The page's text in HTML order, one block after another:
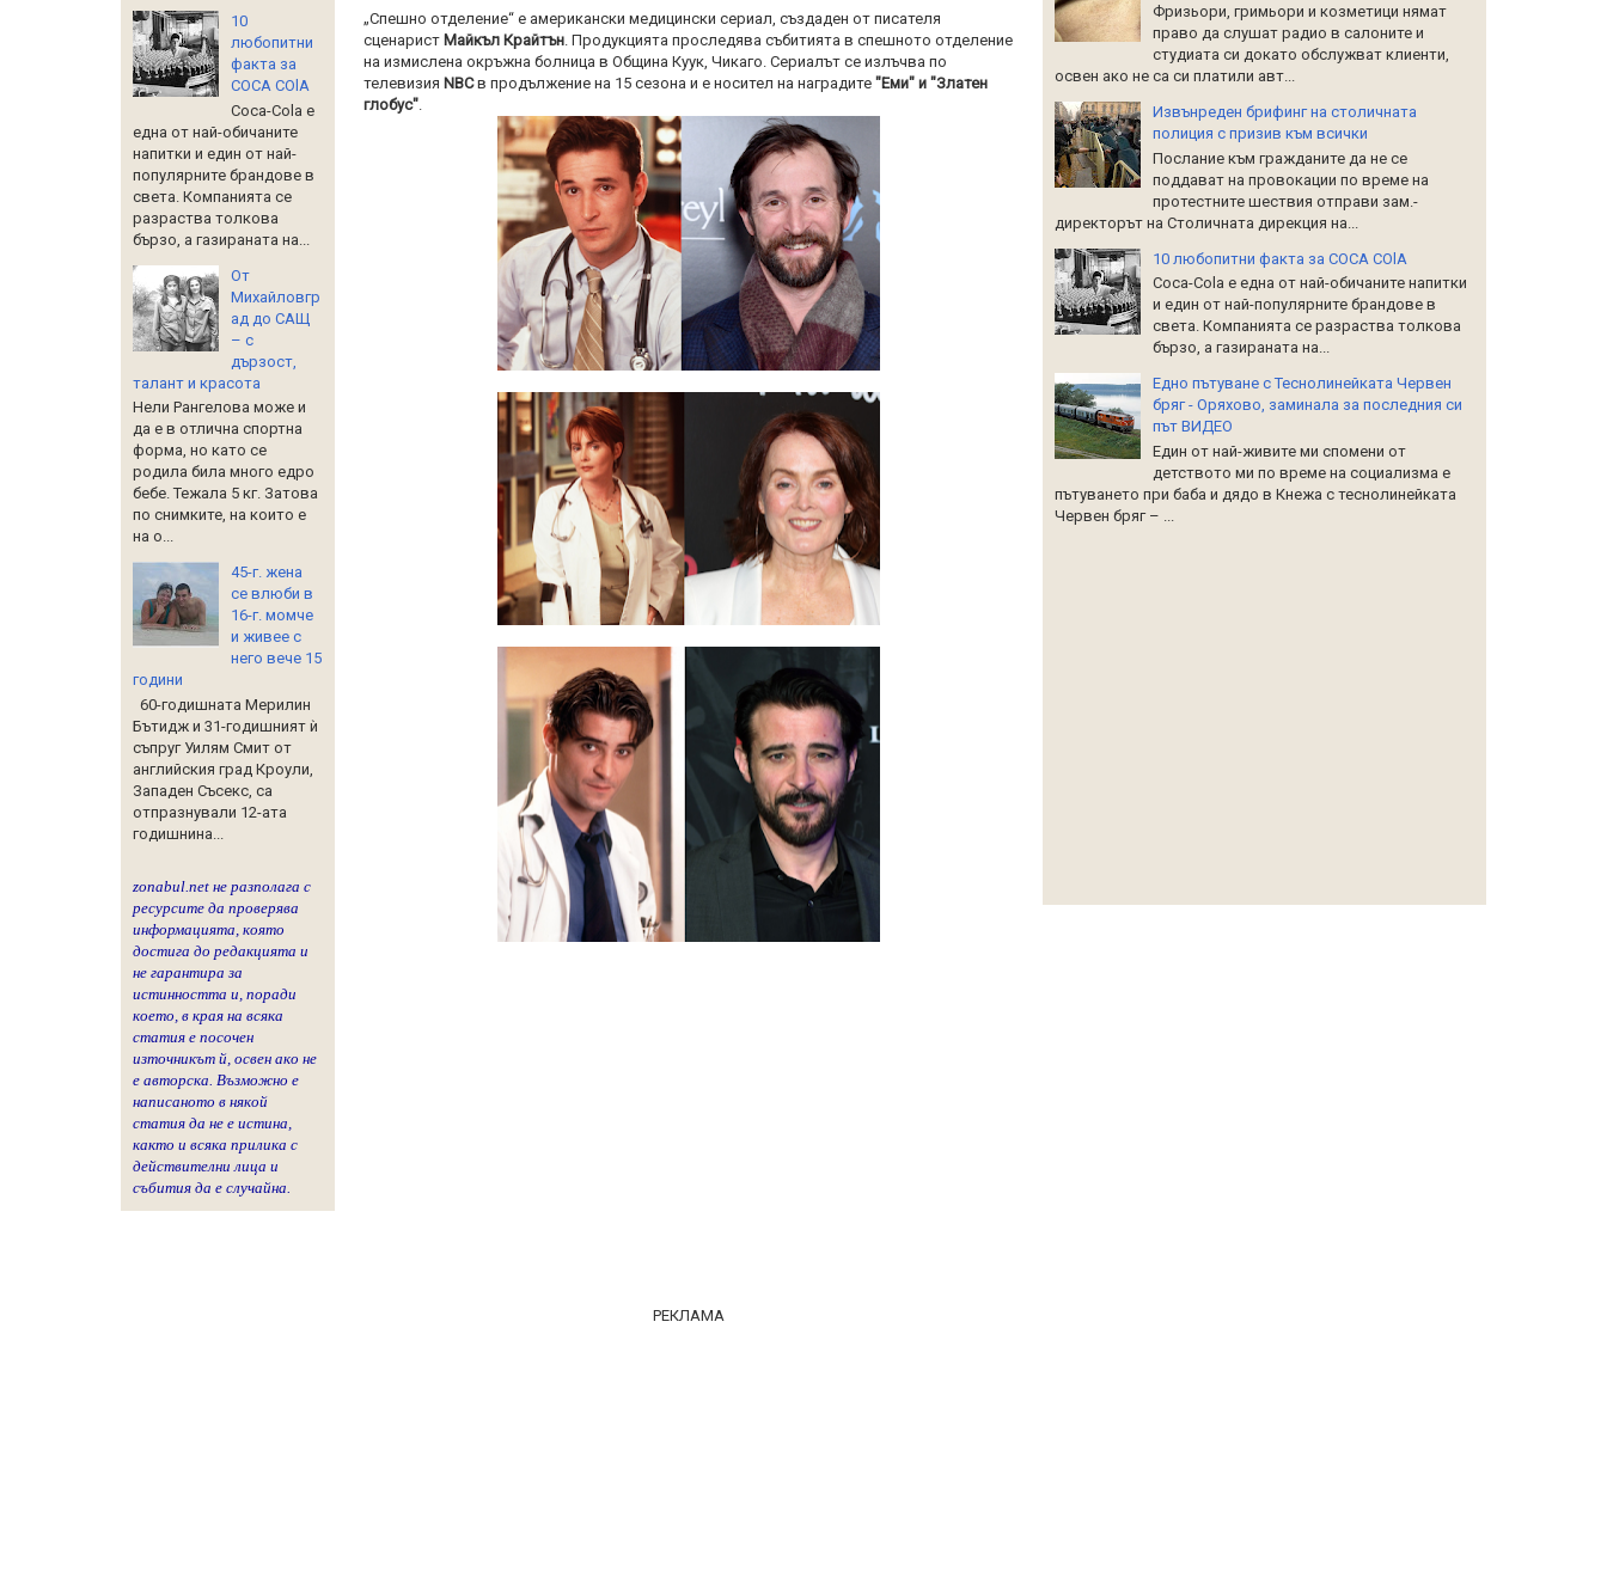
„Спешно отделение“ е американски медицински сериал, създаден от писателя
сценарист Майкъл Крайтън. Продукцията проследява събитията в спешното отделение
на измислена окръжна болница в Община Куук, Чикаго. Сериалът се излъчва по
телевизия NBCв продължение на 15 сезона и е носител на наградите "Еми" и "Златен
глобус".
РЕКЛАМА
10
любопитни
факта за
COCA COlA
Coca-Cola е
една от най-обичаните
напитки и един от най-
популярните брандове в
света. Компанията се
разраства толкова
бързо, а газираната на...
От
Михайловгр
ад до САЩ
– с
дързост,
талант и красота
Нели Рангелова може и
да е в отлична спортна
форма, но като се
родила била много едро
бебе. Тежала 5 кг. Затова
по снимките, на които е
на о...
45-г. жена
се влюби в
16-г. момче
и живее с
него вече 15
години
60-годишната Мерилин
Бътидж и 31-годишният ѝ
съпруг Уилям Смит от
английския град Кроули,
Западен Съсекс, са
отпразнували 12-ата
годишнина...
zonabul.net не разполага с
ресурсите да проверява
информацията, която
достига до редакцията и
не гарантира за
истинността и, поради
което, в края на всяка
статия е посочен
източникът й, освен ако не
е авторска. Възможно е
написаното в някой
статия да не е истина,
както и всяка прилика с
действителни лица и
събития да е случайна.
Фризьори, гримьори и козметици нямат
право да слушат радио в салоните и
студиата си докато обслужват клиенти,
освен ако не са си платили авт...
Извънреден брифинг на столичната
полиция с призив към всички
Послание към гражданите да не се
поддават на провокации по време на
протестните шествия отправи зам.-
директорът на Столичната дирекция на...
10 любопитни факта за COCA COlA
Coca-Cola е една от най-обичаните напитки
и един от най-популярните брандове в
света. Компанията се разраства толкова
бързо, а газираната на...
Едно пътуване с Теснолинейката Червен
бряг - Оряхово, заминала за последния си
път ВИДЕО
Един от най-живите ми спомени от
детството ми по време на социализма е
пътуването при баба и дядо в Кнежа с теснолинейката
Червен бряг – ...